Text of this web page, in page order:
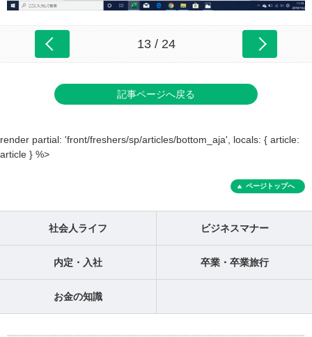
13 / 24
記事ページへ戻る
render partial: 'front/freshers/sp/articles/bottom_aja', locals: { article:
article } %>
ページトップへ
社会人ライフ ビジネスマナー
内定・入社 卒業・卒業旅行
お金の知識